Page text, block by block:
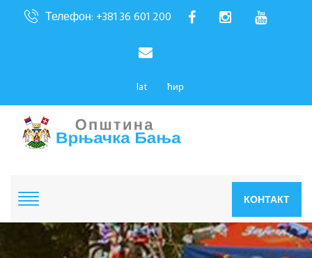
Телефон: +381 36 601 200
lat ћир
КОНТАКТ